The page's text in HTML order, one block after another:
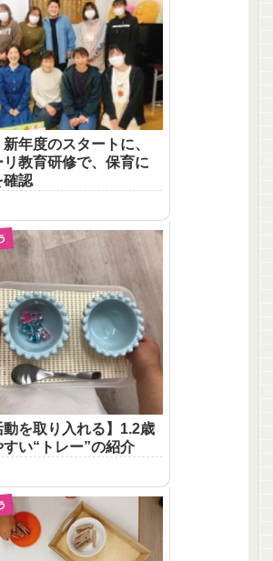
新年度のスタートに、
教育研修で、保育に
確認
動を取り入れる】1.2歳
い“トレー”の紹介